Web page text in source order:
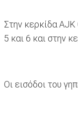
Στην κερκίδα AJK
5 και 6 και στην
Οι εισόδοι του